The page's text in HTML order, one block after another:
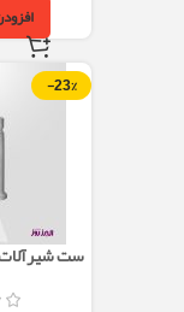
-23%
ست شیرآلات